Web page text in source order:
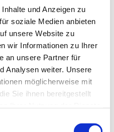
und Anzeigen zu
soziale Medien anbieten
unsere Website zu
wir Informationen zu Ihrer
an unsere Partner für
Analysen weiter. Unsere
möglicherweise mit
Sie ihnen bereitgestellt
Wels 5/93 - Nr. 71
an das Stadtmuseum
Burg / Stadtgeschichte